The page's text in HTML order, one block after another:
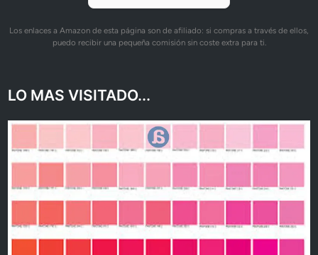
Los enlaces a Amazon de esta página son de afiliado: si compras a través de ellos,
puedo recibir una pequeña comisión sin coste extra para ti.
LO MAS VISITADO...